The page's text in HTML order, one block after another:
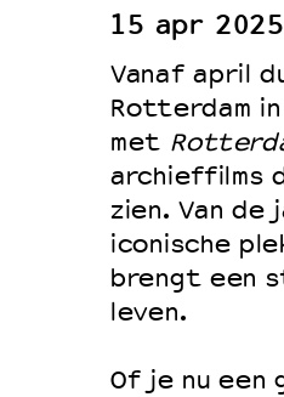
Duurzaamheid
Culturele
Ruimte voor
15 apr
Vanaf april
Rotterdam
met
archieffilms
zien. Van de
iconische
brengt een
leven.
Of je nu een